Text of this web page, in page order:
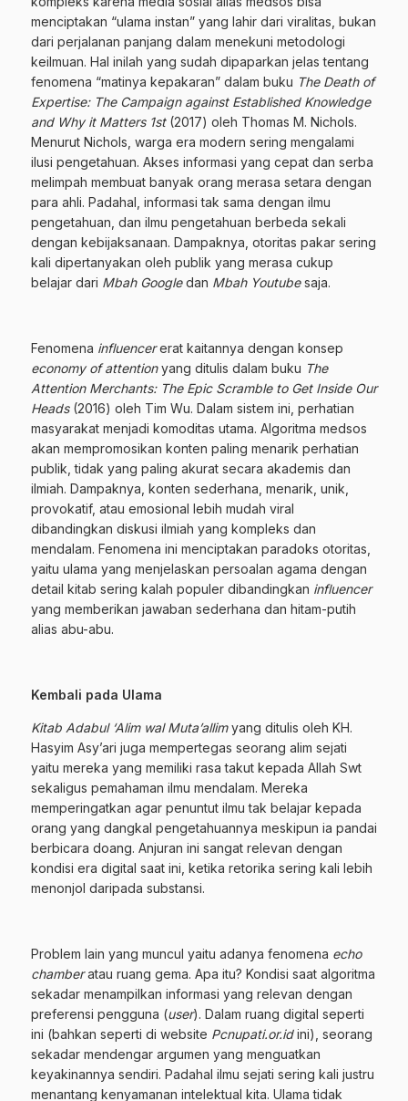
menciptakan “ulama instan” yang lahir dari viralitas, bukan
dari perjalanan panjang dalam menekuni metodologi
keilmuan. Hal inilah yang sudah dipaparkan jelas tentang
fenomena “matinya kepakaran” dalam buku The Death of
Expertise: The Campaign against Established Knowledge
and Why it Matters 1st(2017) oleh Thomas M. Nichols.
Menurut Nichols, warga era modern sering mengalami
ilusi pengetahuan. Akses informasi yang cepat dan serba
melimpah membuat banyak orang merasa setara dengan
para ahli. Padahal, informasi tak sama dengan ilmu
pengetahuan, dan ilmu pengetahuan berbeda sekali
dengan kebijaksanaan. Dampaknya, otoritas pakar sering
kali dipertanyakan oleh publik yang merasa cukup
belajar dari Mbah Googledan Mbah Youtubesaja.
Fenomena influencererat kaitannya dengan konsep
economy of attentionyang ditulis dalam buku The
Attention Merchants: The Epic Scramble to Get Inside Our
Heads(2016) oleh Tim Wu. Dalam sistem ini, perhatian
masyarakat menjadi komoditas utama. Algoritma medsos
akan mempromosikan konten paling menarik perhatian
publik, tidak yang paling akurat secara akademis dan
ilmiah. Dampaknya, konten sederhana, menarik, unik,
provokatif, atau emosional lebih mudah viral
dibandingkan diskusi ilmiah yang kompleks dan
mendalam. Fenomena ini menciptakan paradoks otoritas,
yaitu ulama yang menjelaskan persoalan agama dengan
detail kitab sering kalah populer dibandingkan influencer
yang memberikan jawaban sederhana dan hitam-putih
alias abu-abu.
Kembali pada Ulama
Kitab Adabul ‘Alim wal Muta’allimyang ditulis oleh KH.
Hasyim Asy’ari juga mempertegas seorang alim sejati
yaitu mereka yang memiliki rasa takut kepada Allah Swt
sekaligus pemahaman ilmu mendalam. Mereka
memperingatkan agar penuntut ilmu tak belajar kepada
orang yang dangkal pengetahuannya meskipun ia pandai
berbicara doang. Anjuran ini sangat relevan dengan
kondisi era digital saat ini, ketika retorika sering kali lebih
menonjol daripada substansi.
Problem lain yang muncul yaitu adanya fenomena echo
chamberatau ruang gema. Apa itu? Kondisi saat algoritma
sekadar menampilkan informasi yang relevan dengan
preferensi pengguna (user). Dalam ruang digital seperti
ini (bahkan seperti di website Pcnupati.or.idini), seorang
sekadar mendengar argumen yang menguatkan
keyakinannya sendiri. Padahal ilmu sejati sering kali justru
menantang kenyamanan intelektual kita. Ulama tidak